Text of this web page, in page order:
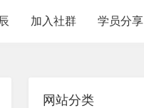
加入社群 学员分享
网站分类